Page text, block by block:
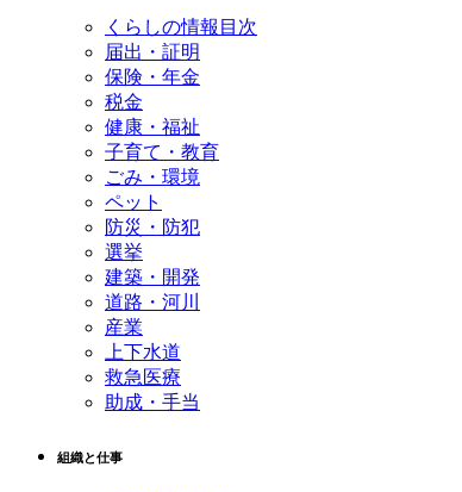
くらしの情報目次
届出・証明
保険・年金
税金
健康・福祉
子育て・教育
ごみ・環境
ペット
防災・防犯
選挙
建築・開発
道路・河川
産業
上下水道
救急医療
助成・手当
組織と仕事